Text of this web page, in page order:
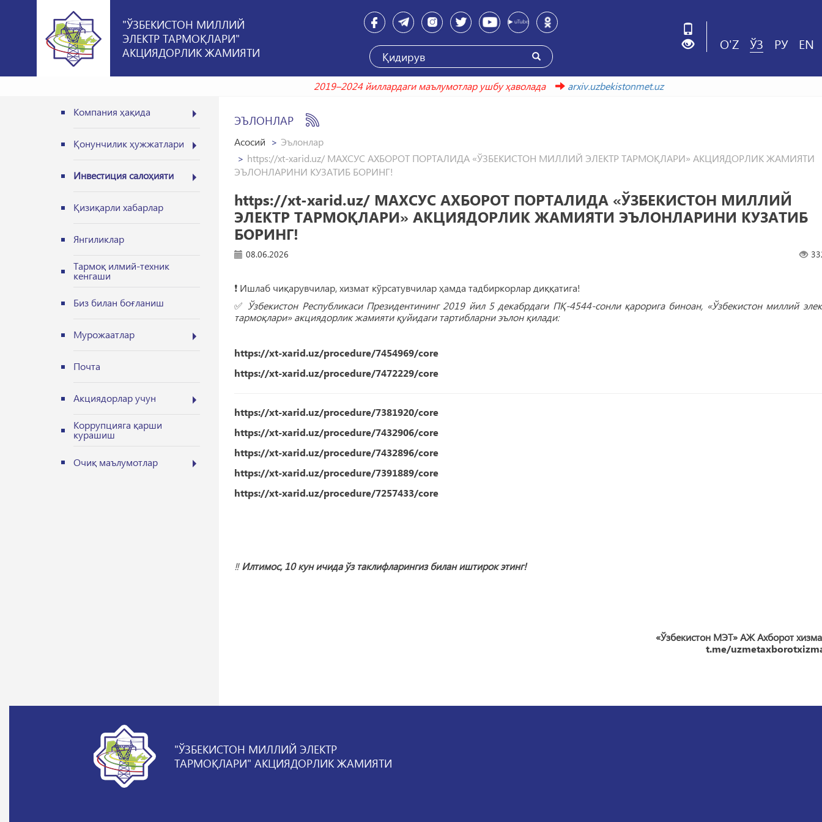
"ЎЗБЕКИСТОН МИЛЛИЙ
ЭЛЕКТР ТАРМОҚЛАРИ"
АКЦИЯДОРЛИК ЖАМИЯТИ
O'Z ЎЗ РУ EN
2019–2024 йиллардаги маълумотлар ушбу ҳаволада
arxiv.uzbekistonmet.uz
Компания ҳақида
Қонунчилик ҳужжатлари
Инвестиция салоҳияти
Қизиқарли хабарлар
Янгиликлар
Тармоқ илмий-техник
кенгаши
Биз билан боғланиш
Мурожаатлар
Почта
Акциядорлар учун
Коррупцияга қарши
курашиш
Очиқ маълумотлар
ЭЪЛОНЛАР
Асосий
Эълонлар
https://xt-xarid.uz/ МАХСУС АХБОРОТ ПОРТАЛИДА «ЎЗБЕКИСТОН МИЛЛИЙ ЭЛЕКТР ТАРМОҚЛАРИ» АКЦИЯДОРЛИК ЖАМИЯТИ
ЭЪЛОНЛАРИНИ КУЗАТИБ БОРИНГ!
https://xt-xarid.uz/ МАХСУС АХБОРОТ ПОРТАЛИДА «ЎЗБЕКИСТОН МИЛЛИЙ
ЭЛЕКТР ТАРМОҚЛАРИ» АКЦИЯДОРЛИК ЖАМИЯТИ ЭЪЛОНЛАРИНИ КУЗАТИБ
БОРИНГ!
08.06.2026
❗️ Ишлаб чиқарувчилар, хизмат кўрсатувчилар ҳамда тадбиркорлар диққатига!
✅ Ўзбекистон Республикаси Президентининг 2019 йил 5 декабрдаги ПҚ-4544-сонли қарорига биноан, «Ўзбекистон миллий
тармоқлари» акциядорлик жамияти қуйидаги тартибларни эълон қилади:
https://xt-xarid.uz/procedure/7454969/core
https://xt-xarid.uz/procedure/7472229/core
https://xt-xarid.uz/procedure/7381920/core
https://xt-xarid.uz/procedure/7432906/core
https://xt-xarid.uz/procedure/7432896/core
https://xt-xarid.uz/procedure/7391889/core
https://xt-xarid.uz/procedure/7257433/core
‼️ Илтимос, 10 кун ичида ўз таклифларингиз билан иштирок этинг!
«Ўзбекистон МЭТ» АЖ Ахборот
t.me/
"ЎЗБЕКИСТОН МИЛЛИЙ ЭЛЕКТР
ТАРМОҚЛАРИ" АКЦИЯДОРЛИК ЖАМИЯТИ